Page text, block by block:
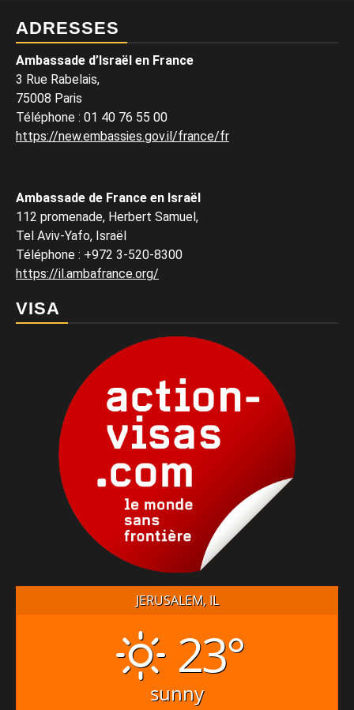
ADRESSES
Ambassade d’Israël en France
3 Rue Rabelais,
75008 Paris
Téléphone : 01 40 76 55 00
https://new.embassies.gov.il/france/fr
Ambassade de France en Israël
112 promenade, Herbert Samuel,
Tel Aviv-Yafo, Israël
Téléphone : +972 3-520-8300
https://il.ambafrance.org/
VISA
JERUSALEM, IL
23°
sunny